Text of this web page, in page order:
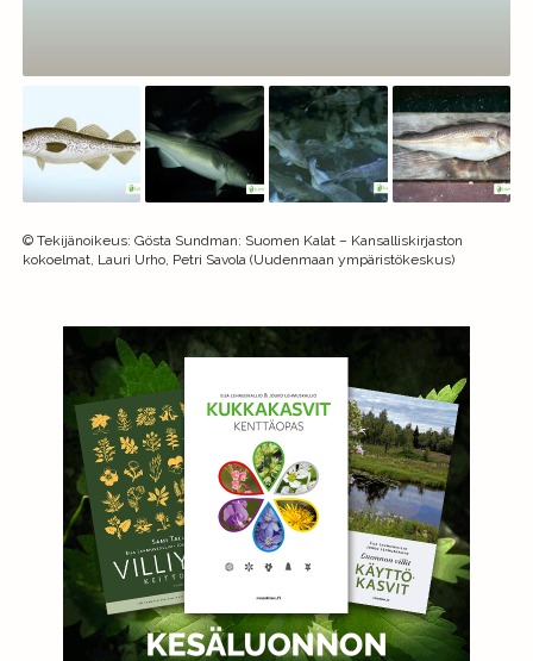
© Tekijänoikeus: Gösta Sundman: Suomen Kalat – Kansalliskirjaston
kokoelmat, Lauri Urho, Petri Savola (Uudenmaan ympäristökeskus)